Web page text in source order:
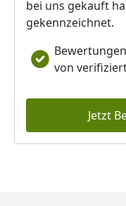
bei uns gekauft
gekennzeichnet.
von
Jetzt